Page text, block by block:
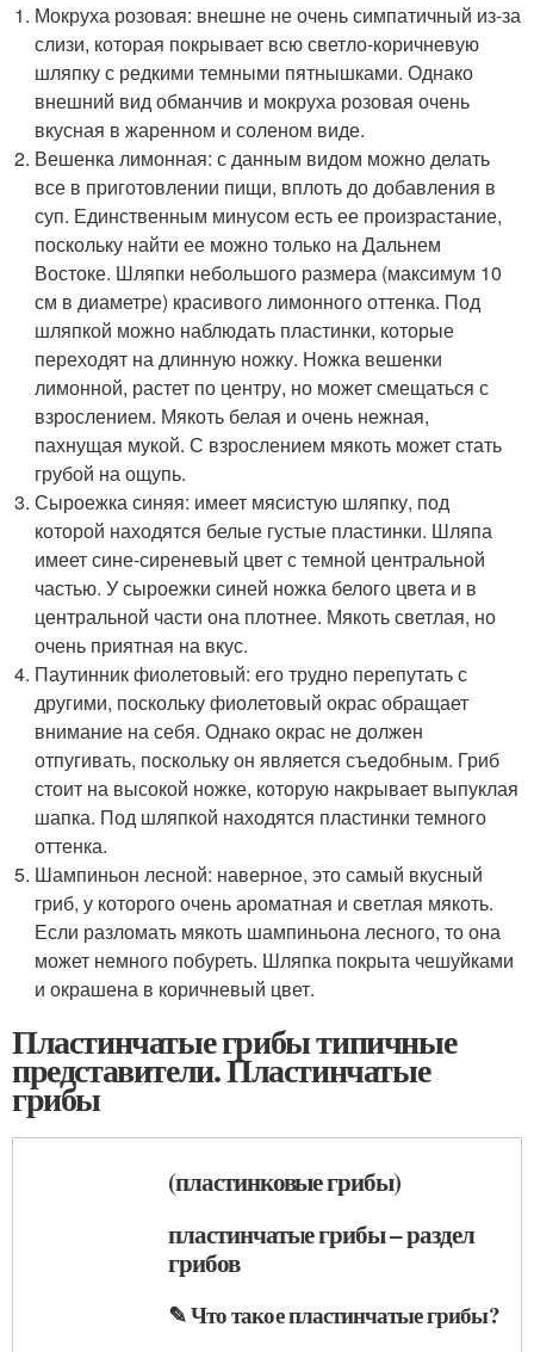
Мокруха розовая: внешне не очень симпатичный из-за
слизи, которая покрывает всю светло-коричневую
шляпку с редкими темными пятнышками. Однако
внешний вид обманчив и мокруха розовая очень
вкусная в жаренном и соленом виде.
Вешенка лимонная: с данным видом можно делать
все в приготовлении пищи, вплоть до добавления в
суп. Единственным минусом есть ее произрастание,
поскольку найти ее можно только на Дальнем
Востоке. Шляпки небольшого размера (максимум 10
см в диаметре) красивого лимонного оттенка. Под
шляпкой можно наблюдать пластинки, которые
переходят на длинную ножку. Ножка вешенки
лимонной, растет по центру, но может смещаться с
взрослением. Мякоть белая и очень нежная,
пахнущая мукой. С взрослением мякоть может стать
грубой на ощупь.
Сыроежка синяя: имеет мясистую шляпку, под
которой находятся белые густые пластинки. Шляпа
имеет сине-сиреневый цвет с темной центральной
частью. У сыроежки синей ножка белого цвета и в
центральной части она плотнее. Мякоть светлая, но
очень приятная на вкус.
Паутинник фиолетовый: его трудно перепутать с
другими, поскольку фиолетовый окрас обращает
внимание на себя. Однако окрас не должен
отпугивать, поскольку он является съедобным. Гриб
стоит на высокой ножке, которую накрывает выпуклая
шапка. Под шляпкой находятся пластинки темного
оттенка.
Шампиньон лесной: наверное, это самый вкусный
гриб, у которого очень ароматная и светлая мякоть.
Если разломать мякоть шампиньона лесного, то она
может немного побуреть. Шляпка покрыта чешуйками
и окрашена в коричневый цвет.
Пластинчатые грибы типичные
представители. Пластинчатые
грибы
(пластинковые грибы)
пластинчатые грибы – раздел
грибов
✎ Что такое пластинчатые грибы?